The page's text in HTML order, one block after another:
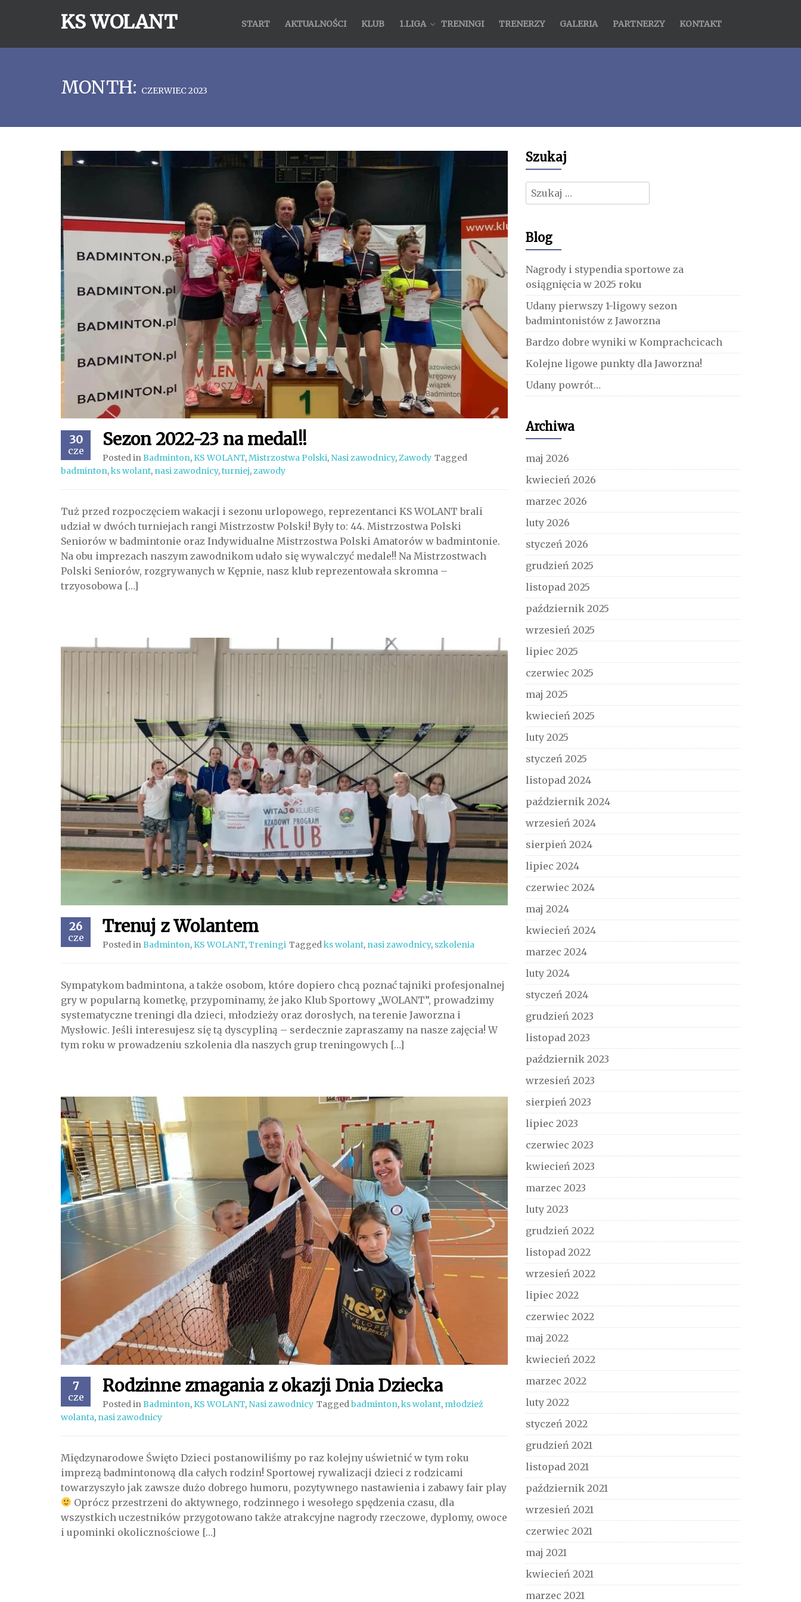
KS WOLANT START AKTUALNOŚCI KLUB 1.LIGA TRENINGI TRENERZY GALERIA PARTNERZY KONTAKT
MONTH: CZERWIEC 2023
30
cze
Sezon 2022-23 na medal!!
Posted inBadminton, KS WOLANT,Mistrzostwa Polski, Nasi zawodnicy,Zawody Tagged
badminton,ks wolant, nasi zawodnicy,turniej,zawody
Tuż przed rozpoczęciem wakacji i sezonu urlopowego, reprezentanci KS WOLANT brali
udział w dwóch turniejach rangi Mistrzostw Polski! Były to: 44. Mistrzostwa Polski
Seniorów w badmintonie oraz Indywidualne Mistrzostwa Polski Amatorów w badmintonie.
Na obu imprezach naszym zawodnikom udało się wywalczyć medale!! Na Mistrzostwach
Polski Seniorów, rozgrywanych w Kępnie, nasz klub reprezentowała skromna –
trzyosobowa […]
26
cze
Trenuj z Wolantem
Posted inBadminton, KS WOLANT,Treningi Taggedks wolant, nasi zawodnicy, szkolenia
Sympatykom badmintona, a także osobom, które dopiero chcą poznać tajniki profesjonalnej
gry w popularną kometkę, przypominamy, że jako Klub Sportowy „WOLANT”, prowadzimy
systematyczne treningi dla dzieci, młodzieży oraz dorosłych, na terenie Jaworzna i
Mysłowic. Jeśli interesujesz się tą dyscypliną – serdecznie zapraszamy na nasze zajęcia! W
tym roku w prowadzeniu szkolenia dla naszych grup treningowych […]
7
cze
Rodzinne zmagania z okazji Dnia Dziecka
Posted inBadminton, KS WOLANT, Nasi zawodnicy Taggedbadminton,ks wolant, młodzież
wolanta, nasi zawodnicy
Międzynarodowe Święto Dzieci postanowiliśmy po raz kolejny uświetnić w tym roku
imprezą badmintonową dla całych rodzin! Sportowej rywalizacji dzieci z rodzicami
towarzyszyło jak zawsze dużo dobrego humoru, pozytywnego nastawienia i zabawy fair play
Oprócz przestrzeni do aktywnego, rodzinnego i wesołego spędzenia czasu, dla
wszystkich uczestników przygotowano także atrakcyjne nagrody rzeczowe, dyplomy, owoce
i upominki okolicznościowe […]
Szukaj
Szukaj:
Blog
Nagrody i stypendia sportowe za
osiągnięcia w 2025 roku
Udany pierwszy 1-ligowy sezon
badmintonistów z Jaworzna
Bardzo dobre wyniki w Komprachcicach
Kolejne ligowe punkty dla Jaworzna!
Udany powrót…
Archiwa
maj 2026
kwiecień 2026
marzec 2026
luty 2026
styczeń 2026
grudzień 2025
listopad 2025
październik 2025
wrzesień 2025
lipiec 2025
czerwiec 2025
maj 2025
kwiecień 2025
luty 2025
styczeń 2025
listopad 2024
październik 2024
wrzesień 2024
sierpień 2024
lipiec 2024
czerwiec 2024
maj 2024
kwiecień 2024
marzec 2024
luty 2024
styczeń 2024
grudzień 2023
listopad 2023
październik 2023
wrzesień 2023
sierpień 2023
lipiec 2023
czerwiec 2023
kwiecień 2023
marzec 2023
luty 2023
grudzień 2022
listopad 2022
wrzesień 2022
lipiec 2022
czerwiec 2022
maj 2022
kwiecień 2022
marzec 2022
luty 2022
styczeń 2022
grudzień 2021
listopad 2021
październik 2021
wrzesień 2021
czerwiec 2021
maj 2021
kwiecień 2021
marzec 2021